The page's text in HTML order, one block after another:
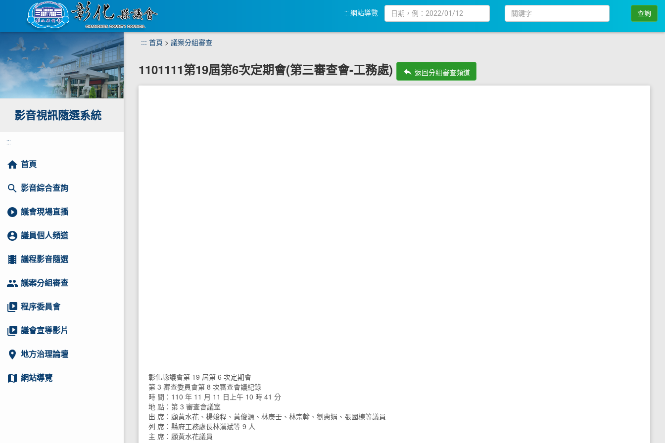
主
要
容
區
::: 網站導覽
期
鍵
查詢
影音視訊隨選系統
:::
home 首頁
search 影音綜合查詢
play_circle_filled 議會現場直播
account_circle 議員個人頻道
local_movies 議程影音隨選
group 議案分組審查
video_library 程序委員會
video_library 議會宣導影片
location_on 地方治理論壇
map 網站導覽
::: 首頁 > 議案分組審查
1101111第19屆第6次定期會(第三審查會-工務處) reply 返回分組審查頻道
彰化縣議會第 19 屆第 6 次定期會
第 3 審查委員會第 8 次審查會議紀錄
時 間：110 年 11 月 11 日上午 10 時 41 分
地 點：第 3 審查會議室
出 席：顧黃水花、楊竣程、黃俊源、林庚壬、林宗翰、劉惠娟、張國棟等議員
列 席：縣府工務處長林漢斌等 9 人
主 席：顧黃水花議員